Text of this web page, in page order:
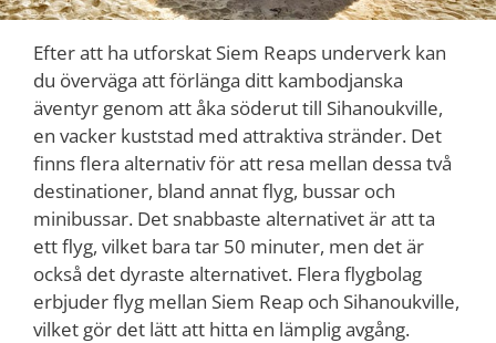
Efter att ha utforskat Siem Reaps underverk kan
du överväga att förlänga ditt kambodjanska
äventyr genom att åka söderut till Sihanoukville,
en vacker kuststad med attraktiva stränder. Det
finns flera alternativ för att resa mellan dessa två
destinationer, bland annat flyg, bussar och
minibussar. Det snabbaste alternativet är att ta
ett flyg, vilket bara tar 50 minuter, men det är
också det dyraste alternativet. Flera flygbolag
erbjuder flyg mellan Siem Reap och Sihanoukville,
vilket gör det lätt att hitta en lämplig avgång.